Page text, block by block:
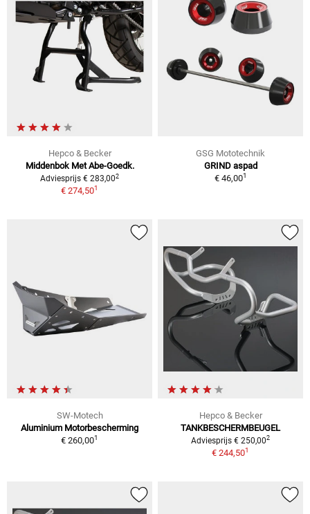
Hepco & Becker
Middenbok Met Abe-Goedk.
Adviesprijs € 283,002
€ 274,501
GSG Mototechnik
GRIND aspad
€ 46,001
SW-Motech
Aluminium Motorbescherming
€ 260,001
Hepco & Becker
TANKBESCHERMBEUGEL
Adviesprijs € 250,002
€ 244,501